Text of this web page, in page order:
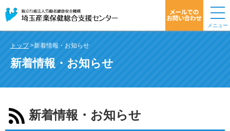
メニュー
トップ>新着情報・お知らせ
新着情報・お知らせ
新着情報・お知らせ